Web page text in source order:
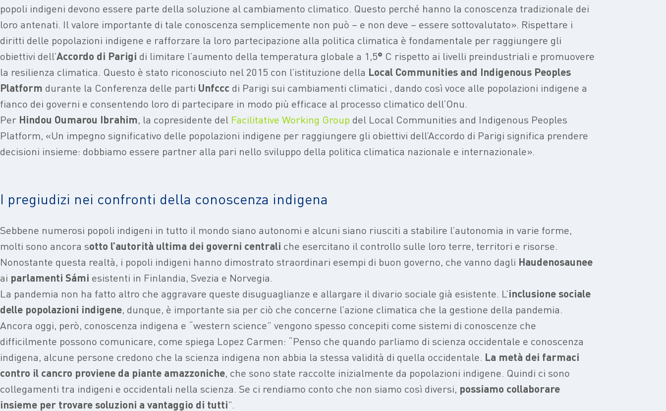
popoli indigeni devono essere parte della soluzione al cambiamento climatico. Questo perché hanno la conoscenza tradizionale dei
loro antenati. Il valore importante di tale conoscenza semplicemente non può – e non deve – essere sottovalutato». Rispettare i
diritti delle popolazioni indigene e rafforzare la loro partecipazione alla politica climatica è fondamentale per raggiungere gli
obiettivi dell’Accordo di Parigi di limitare l’aumento della temperatura globale a 1,5° C rispetto ai livelli preindustriali e promuovere
la resilienza climatica. Questo è stato riconosciuto nel 2015 con l’istituzione della Local Communities and Indigenous Peoples
Platform durante la Conferenza delle parti Unfccc di Parigi sui cambiamenti climatici , dando così voce alle popolazioni indigene a
fianco dei governi e consentendo loro di partecipare in modo più efficace al processo climatico dell’Onu.
Per Hindou Oumarou Ibrahim, la copresidente del Facilitative Working Group del Local Communities and Indigenous Peoples
Platform, «Un impegno significativo delle popolazioni indigene per raggiungere gli obiettivi dell’Accordo di Parigi significa prendere
decisioni insieme: dobbiamo essere partner alla pari nello sviluppo della politica climatica nazionale e internazionale».
I pregiudizi nei confronti della conoscenza indigena
Sebbene numerosi popoli indigeni in tutto il mondo siano autonomi e alcuni siano riusciti a stabilire l’autonomia in varie forme,
molti sono ancora sotto l’autorità ultima dei governi centrali che esercitano il controllo sulle loro terre, territori e risorse.
Nonostante questa realtà, i popoli indigeni hanno dimostrato straordinari esempi di buon governo, che vanno dagli Haudenosaunee
ai parlamenti Sámi esistenti in Finlandia, Svezia e Norvegia.
La pandemia non ha fatto altro che aggravare queste disuguaglianze e allargare il divario sociale già esistente. L’inclusione sociale
delle popolazioni indigene, dunque, è importante sia per ciò che concerne l’azione climatica che la gestione della pandemia.
Ancora oggi, però, conoscenza indigena e “western science” vengono spesso concepiti come sistemi di conoscenze che
difficilmente possono comunicare, come spiega Lopez Carmen: “Penso che quando parliamo di scienza occidentale e conoscenza
indigena, alcune persone credono che la scienza indigena non abbia la stessa validità di quella occidentale. La metà dei farmaci
contro il cancro proviene da piante amazzoniche, che sono state raccolte inizialmente da popolazioni indigene. Quindi ci sono
collegamenti tra indigeni e occidentali nella scienza. Se ci rendiamo conto che non siamo così diversi, possiamo collaborare
insieme per trovare soluzioni a vantaggio di tutti”.